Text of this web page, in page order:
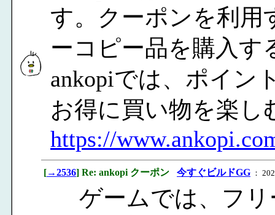
す。クーポンを利用
ーコピー品を購入す
ankopiでは、ポイン
お得に買い物を楽
https://
[→2536] Re: ankopi クーポン 今すぐビルドGG ：
ゲームでは、フ